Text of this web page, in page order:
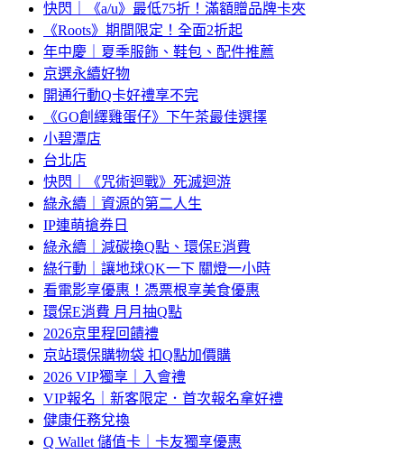
快閃｜《a/u》最低75折！滿額贈品牌卡夾
《Roots》期間限定！全面2折起
年中慶｜夏季服飾、鞋包、配件推薦
京選永續好物
開通行動Q卡好禮享不完
《GO創繹雞蛋仔》下午茶最佳選擇
小碧潭店
台北店
快閃｜《咒術迴戰》死滅迴游
綠永續｜資源的第二人生
IP連萌搶券日
綠永續｜減碳換Q點、環保E消費
綠行動｜讓地球QK一下 關燈一小時
看電影享優惠！憑票根享美食優惠
環保E消費 月月抽Q點
2026京里程回饋禮
京站環保購物袋 扣Q點加價購
2026 VIP獨享｜入會禮
VIP報名｜新客限定．首次報名拿好禮
健康任務兌換
Q Wallet 儲值卡｜卡友獨享優惠